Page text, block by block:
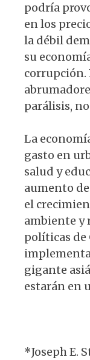
podría
en los
la débil
su
corrupción.
parálisis,
La
gasto en
salud y
aumento
el
ambiente y
políticas de
gigante
estarán en
*Joseph E.